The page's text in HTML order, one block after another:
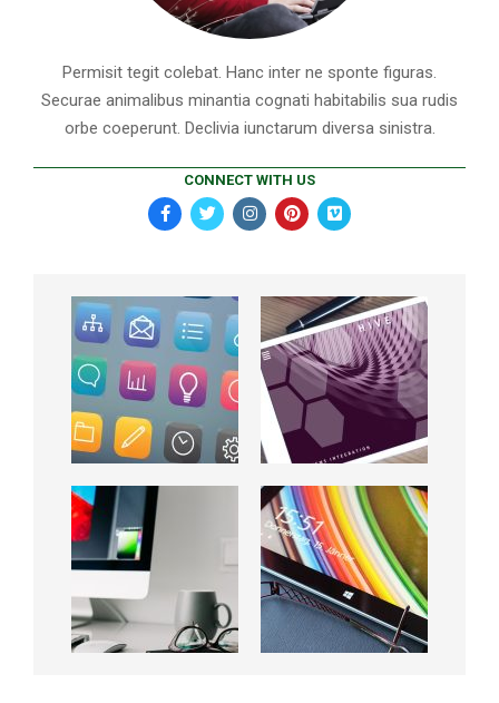
Permisit tegit colebat. Hanc inter ne sponte figuras.
Securae animalibus minantia cognati habitabilis sua rudis
orbe coeperunt. Declivia iunctarum diversa sinistra.
CONNECT WITH US